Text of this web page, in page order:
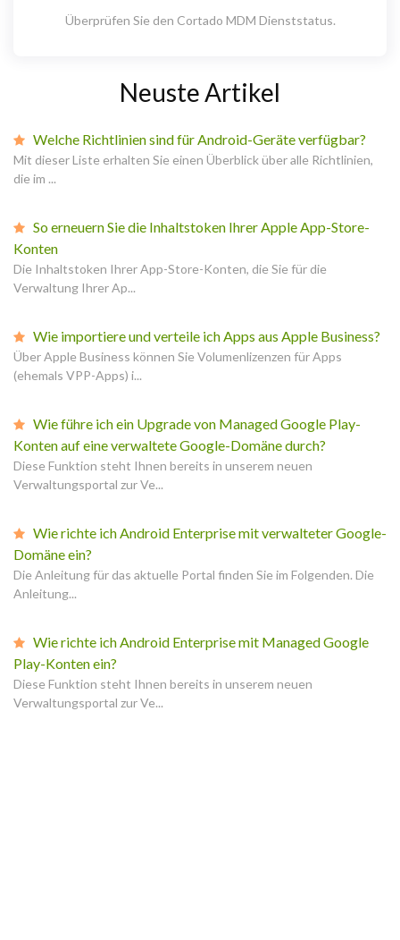
Überprüfen Sie den Cortado MDM Dienststatus.
Neuste Artikel
Welche Richtlinien sind für Android-Geräte verfügbar?
Mit dieser Liste erhalten Sie einen Überblick über alle Richtlinien,
die im ...
So erneuern Sie die Inhaltstoken Ihrer Apple App-Store-
Konten
Die Inhaltstoken Ihrer App-Store-Konten, die Sie für die
Verwaltung Ihrer Ap...
Wie importiere und verteile ich Apps aus Apple Business?
Über Apple Business können Sie Volumenlizenzen für Apps
(ehemals VPP-Apps) i...
Wie führe ich ein Upgrade von Managed Google Play-
Konten auf eine verwaltete Google-Domäne durch?
Diese Funktion steht Ihnen bereits in unserem neuen
Verwaltungsportal zur Ve...
Wie richte ich Android Enterprise mit verwalteter Google-
Domäne ein?
Die Anleitung für das aktuelle Portal finden Sie im Folgenden. Die
Anleitung...
Wie richte ich Android Enterprise mit Managed Google
Play-Konten ein?
Diese Funktion steht Ihnen bereits in unserem neuen
Verwaltungsportal zur Ve...